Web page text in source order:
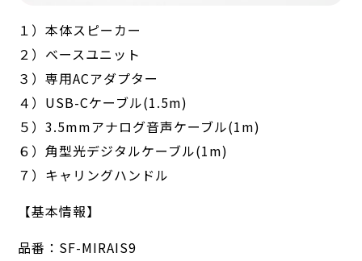
１）本体スピーカー
２）ベースユニット
３）専用ACアダプター
４）USB-Cケーブル(1.5m)
５）3.5mmアナログ音声ケーブル(1m)
６）角型光デジタルケーブル(1m)
７）キャリングハンドル
【基本情報】
品番：SF-MIRAIS9